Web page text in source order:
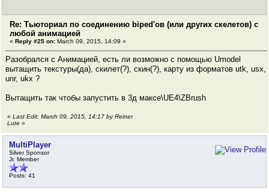
Re: Тьюториал по соединению biped'ов (или других скелетов) с
любой анимацией
« Reply #25 on: March 09, 2015, 14:09 »
Разобрался с Анимацией, есть ли возможно с помощью Umodel
вытащить текстуры(да), скилет(?), скин(?), карту из форматов utk, usx,
unr, ukx ?
Вытащить так чтобы запустить в 3д максе\UE4\ZBrush
« Last Edit: March 09, 2015, 14:17 by Reiner
Lute »
MultiPlayer
Silver Sponsor
Jr. Member
Posts: 41